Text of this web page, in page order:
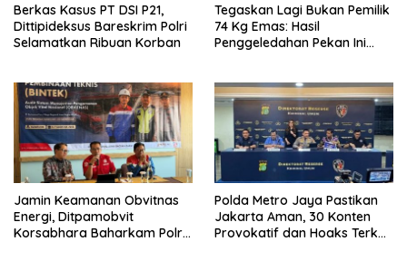
Berkas Kasus PT DSI P21,
Dittipideksus Bareskrim Polri
Selamatkan Ribuan Korban
Tegaskan Lagi Bukan Pemilik
74 Kg Emas: Hasil
Penggeledahan Pekan Ini
Jamin Keamanan Obvitnas
Energi, Ditpamobvit
Korsabhara Baharkam Polri
Polda Metro Jaya Pastikan
Jakarta Aman, 30 Konten
Provokatif dan Hoaks Terkait